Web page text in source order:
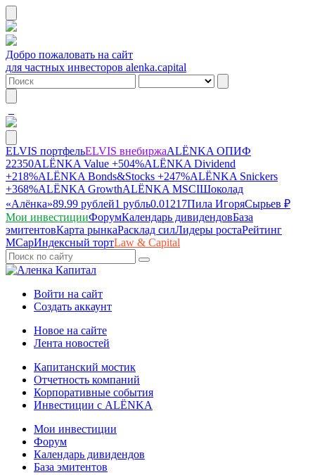
Добро пожаловать на сайт
для частных инвесторов alenka.capital
ELVIS портфельELVIS внебиржаALЁNKA ОПИФ
22350ALЁNKA Value +504%ALЁNKA Dividend
+218%ALЁNKA Bonds&Stocks +247%ALЁNKA Snickers
+368%ALЁNKA GrowthALЁNKA MSCIШоколад
«Алёнка»89.99 рублей1 рубль0.01217Пила ИгоряСырьев ₽
Мои инвестицииФорумКалендарь дивидендовБаза
эмитентовКарта рынкаРасклад силЛидеры ростаРейтинг
MCapИндексный тортLaw & Capital
Войти на сайт
Создать аккаунт
Новое на сайте
Лента новостей
Капитанский мостик
Отчетность компаний
Корпоративные события
Инвестиции с ALЁNKA
Мои инвестиции
Форум
Календарь дивидендов
База эмитентов